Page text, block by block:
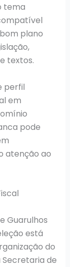
tema
plano
textos.
perfil
em
pode
atenção ao
Guarulhos
está
do
de